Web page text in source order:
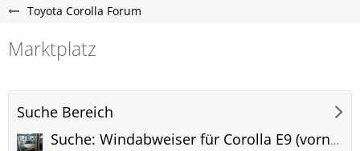
Toyota Corolla Forum
Marktplatz
Suche Bereich
Suche: Windabweiser für Corolla E9 (vorne oder hinten)